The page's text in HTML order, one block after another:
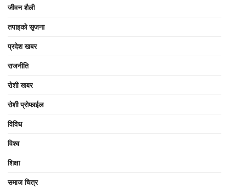
जीवन शैली
तपाइको सृजना
प्रदेश खबर
राजनीति
रोशी खबर
रोशी प्रोफाईल
विविध
विश्व
शिक्षा
समाज चित्र